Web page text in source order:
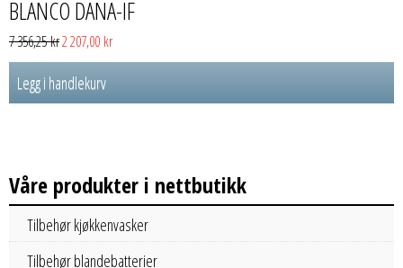
BLANCO DANA-IF
7 356,25krOpprinnelig
pris
var:
7
2 207,00 krNåværende
pris
2
Legg i handlekurv
Våre produkter i nettbutikk
Tilbehør kjøkkenvasker
Tilbehør blandebatterier